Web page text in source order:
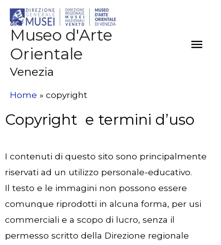
Museo d'Arte
Orientale
Venezia
Home copyright
Copyright e termini d’uso
I contenuti di questo sito sono principalmente
riservati ad un utilizzo personale-educativo.
Il testo e le immagini non possono essere
comunque riprodotti in alcuna forma, per usi
commerciali e a scopo di lucro, senza il
permesso scritto della Direzione regionale